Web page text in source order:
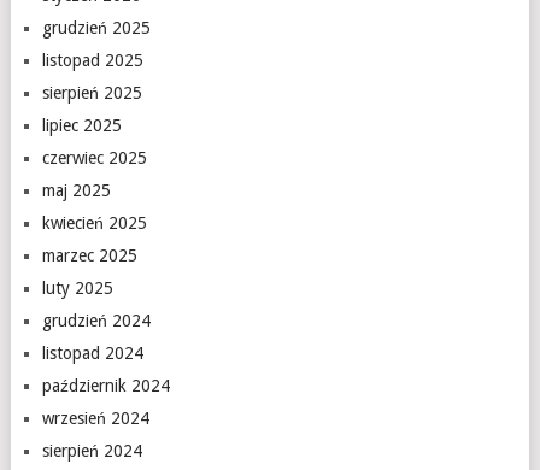
grudzień 2025
listopad 2025
sierpień 2025
lipiec 2025
czerwiec 2025
maj 2025
kwiecień 2025
marzec 2025
luty 2025
grudzień 2024
listopad 2024
październik 2024
wrzesień 2024
sierpień 2024